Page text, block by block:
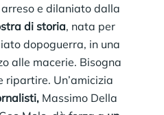
e dilaniato dalla
di storia, nata per
dopoguerra, in una
alle macerie. Bisogna
ripartire. Un’amicizia
Massimo Della